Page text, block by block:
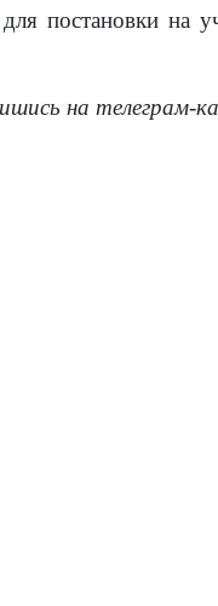
постановки на
на телеграм-